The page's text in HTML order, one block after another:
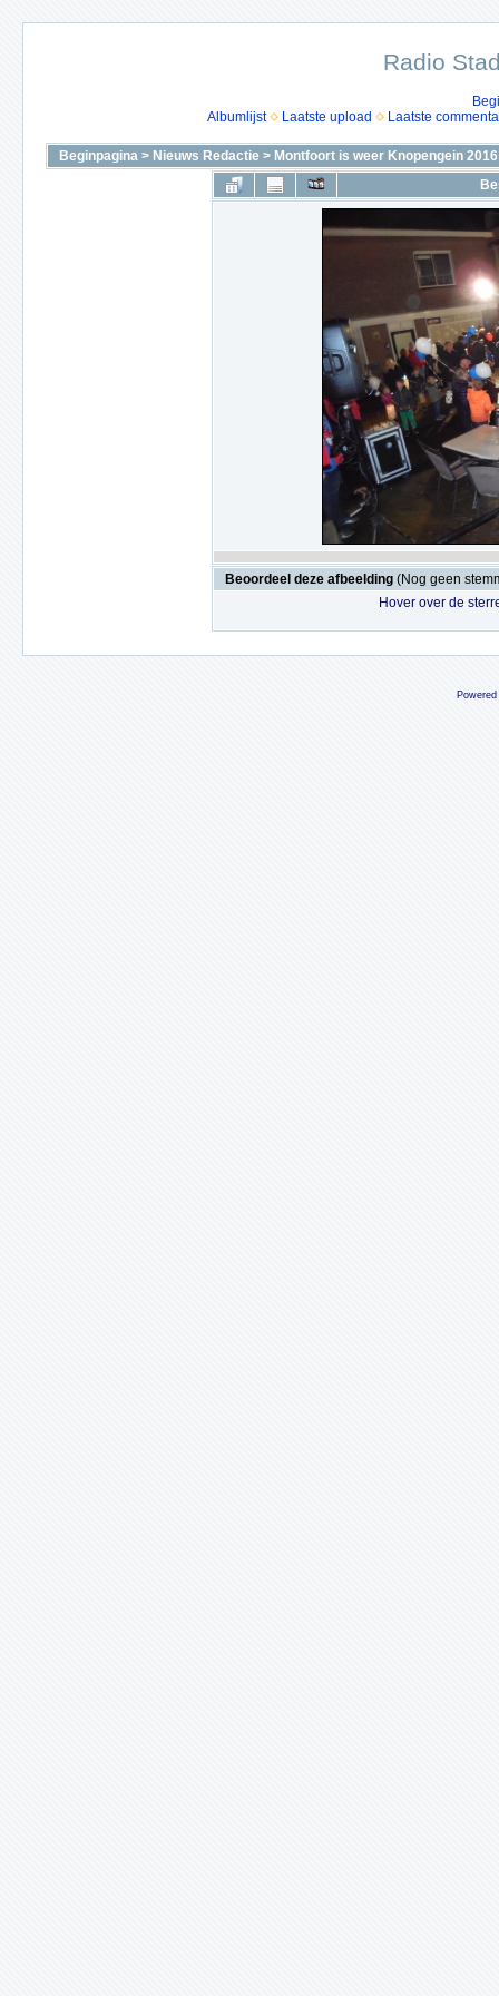
Radio
Albumlijst
Laatste upload Laatste
Beginpagina > Nieuws Redactie > Montfoort is weer Knopengein 2016
Beoordeel deze afbeelding (Nog geen
Hover over de